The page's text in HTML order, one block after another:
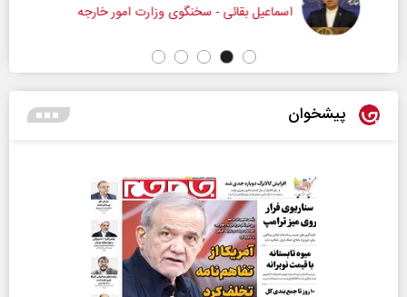
اسماعیل بقائی - سخنگوی وزارت امور خارجه
پیشخوان